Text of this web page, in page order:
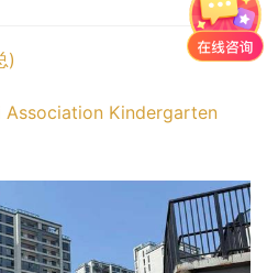
)
Association Kindergarten